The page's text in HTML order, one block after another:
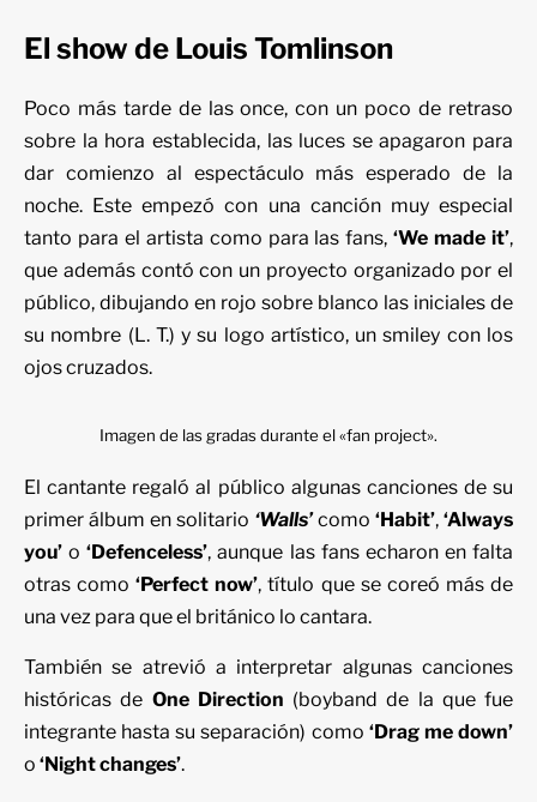
El show de Louis Tomlinson
Poco más tarde de las once, con un poco de retraso
sobre la hora establecida, las luces se apagaron para
dar comienzo al espectáculo más esperado de la
noche. Este empezó con una canción muy especial
tanto para el artista como para las fans,‘We made it’,
que además contó con un proyecto organizado por el
público, dibujando en rojo sobre blanco las iniciales de
su nombre (L. T.) y su logo artístico, un smiley con los
ojos cruzados.
Imagen de las gradas durante el «fan project».
El cantante regaló al público algunas canciones de su
primer álbum en solitario ‘Walls’como ‘Habit’, ‘Always
you’ o‘Defenceless’, aunque las fans echaron en falta
otras como‘Perfect now’, título que se coreó más de
una vez para que el británico lo cantara.
También se atrevió a interpretar algunas canciones
históricas de One Direction (boyband de la que fue
integrante hasta su separación) como ‘Drag me down’
o ‘Night changes’.